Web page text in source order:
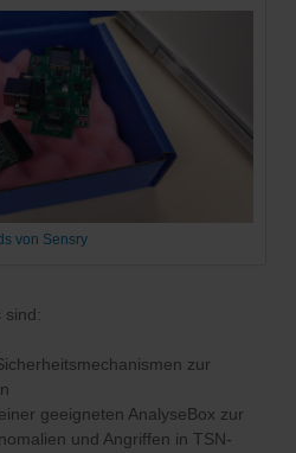
von Sensry
sind:
zur
geeigneten AnalyseBox zur
und Angriffen in TSN-